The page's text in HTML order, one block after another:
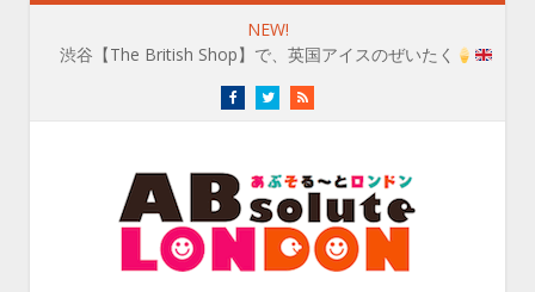
NEW!
渋谷【The British Shop】で、英国アイスのぜいたく
FacebookTwitterRSS